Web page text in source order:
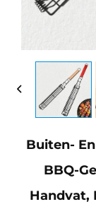
Buiten-
BBQ-
Handvat,